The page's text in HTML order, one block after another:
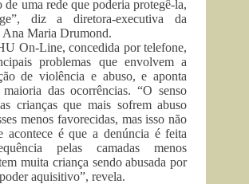
de uma rede que poderia protegê-la,
diz a diretora-executiva da
Maria Drumond.
On-Line, concedida por telefone,
problemas que envolvem a
de violência e abuso, e aponta
das ocorrências. “O senso
crianças que mais sofrem abuso
menos favorecidas, mas isso não
acontece é que a denúncia é feita
pelas camadas menos
muita criança sendo abusada por
aquisitivo”, revela.